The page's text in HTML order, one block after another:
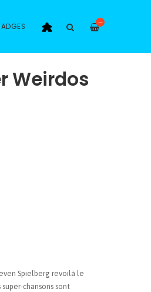
—
Weirdos
Spielberg revoilà le
chansons sont